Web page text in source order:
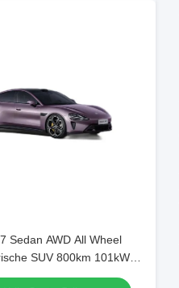
Sedan AWD All Wheel
SUV 800km 101kWh
R19